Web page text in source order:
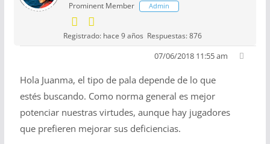
Prominent Member Admin
Registrado: hace 9 años Respuestas: 876
07/06/2018 11:55 am
Hola Juanma, el tipo de pala depende de lo que
estés buscando. Como norma general es mejor
potenciar nuestras virtudes, aunque hay jugadores
que prefieren mejorar sus deficiencias.